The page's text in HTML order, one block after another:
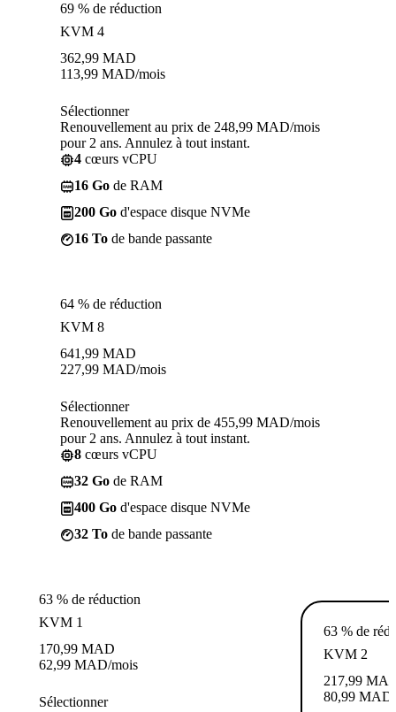
69 % de réduction
KVM 4
362,99 MAD
113,99 MAD/mois
Sélectionner
Renouvellement au prix de 248,99 MAD/mois
pour 2 ans. Annulez à tout instant.
4 cœurs vCPU
16 Go de RAM
200 Go d'espace disque NVMe
16 To de bande passante
64 % de réduction
KVM 8
641,99 MAD
227,99 MAD/mois
Sélectionner
Renouvellement au prix de 455,99 MAD/mois
pour 2 ans. Annulez à tout instant.
8 cœurs vCPU
32 Go de RAM
400 Go d'espace disque NVMe
32 To de bande passante
63 % de réduction
KVM 1
170,99 MAD
62,99 MAD/mois
Sélectionner
63 % de
KVM 2
217,99
80,99 MAD